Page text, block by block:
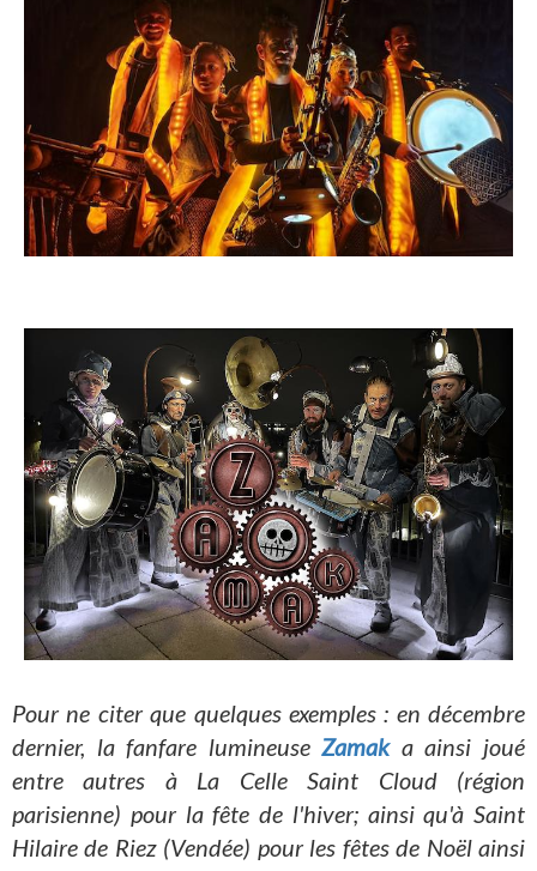
Pour ne citer que quelques exemples : en décembre
dernier, la fanfare lumineuse Zamaka ainsi joué
entre autres à La Celle Saint Cloud (région
parisienne) pour la fête de l'hiver; ainsi qu'à Saint
Hilaire de Riez (Vendée) pour les fêtes de Noël ainsi